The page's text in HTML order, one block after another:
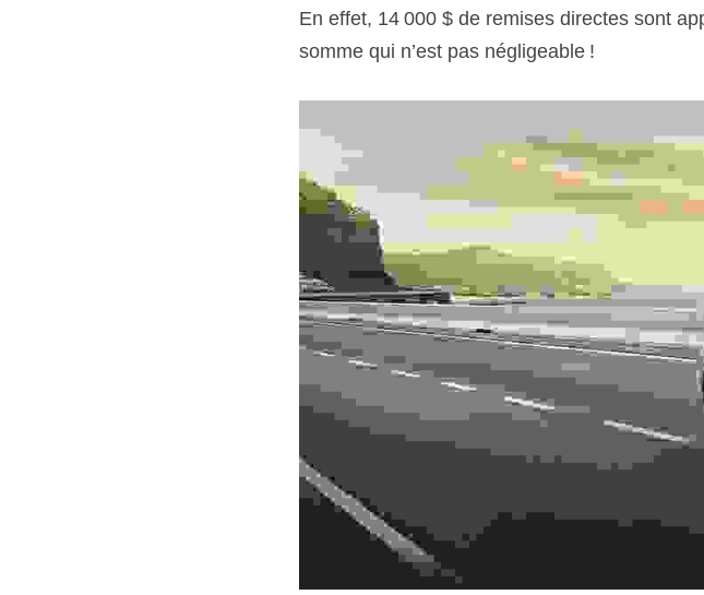
En effet, 14 000 $ de remises directes sont
somme qui n’est pas négligeable !